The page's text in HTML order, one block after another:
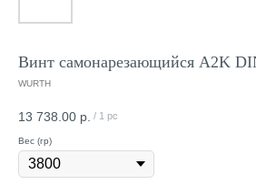
Винт самонарезающийся A2K
WURTH
13 738.00 р. / 1 pc
Вес (гр)